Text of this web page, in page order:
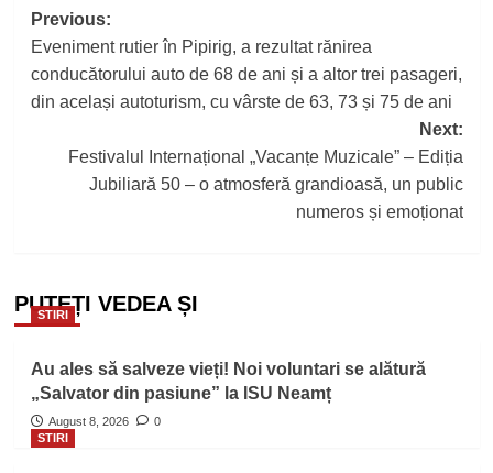
Post
navigation
Previous:
Eveniment rutier în Pipirig, a rezultat rănirea
conducătorului auto de 68 de ani și a altor trei pasageri,
din același autoturism, cu vârste de 63, 73 și 75 de ani
Next:
Festivalul Internațional „Vacanțe Muzicale” – Ediția
Jubiliară 50 – o atmosferă grandioasă, un public
numeros și emoționat
PUTEȚI VEDEA ȘI
STIRI
Au ales să salveze vieți! Noi voluntari se alătură
„Salvator din pasiune” la ISU Neamț
August 8, 2026
0
STIRI